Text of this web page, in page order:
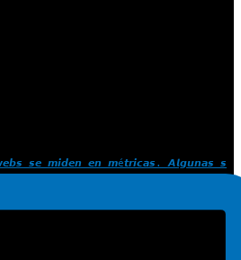
𝙨𝙚 𝙢𝙞𝙙𝙚𝙣 𝙚𝙣 𝙢é𝙩𝙧𝙞𝙘𝙖𝙨. 𝘼𝙡𝙜𝙪𝙣𝙖𝙨 𝙨